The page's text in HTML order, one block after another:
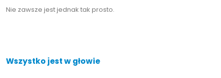
Nie zawsze jest jednak tak prosto.
Wszystko jest w głowie